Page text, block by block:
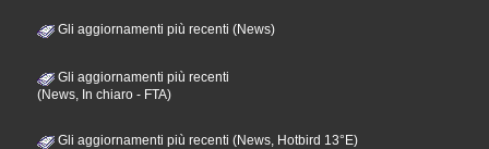
Gli aggiornamenti più recenti (News)
Gli aggiornamenti più recenti
(News, In chiaro - FTA)
Gli aggiornamenti più recenti (News, Hotbird 13°E)